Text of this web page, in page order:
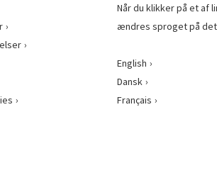
Når du klikker på et af
ændres sproget på
English
Dansk
Français